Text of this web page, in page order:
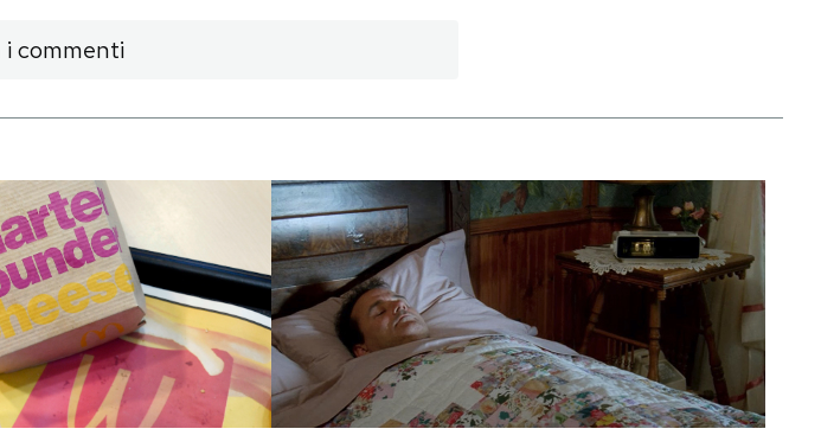
i commenti